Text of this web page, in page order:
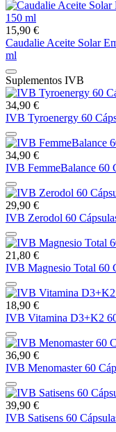
15,90 €
Caudalie Aceite Solar
ml
Suplementos IVB
34,90 €
IVB Tyroenergy 60
34,90 €
IVB FemmeBalance 60
29,90 €
IVB Zerodol 60
21,80 €
IVB Magnesio Total 60
18,90 €
IVB Vitamina D3+K2
36,90 €
IVB Menomaster 60
39,90 €
IVB Satisens 60